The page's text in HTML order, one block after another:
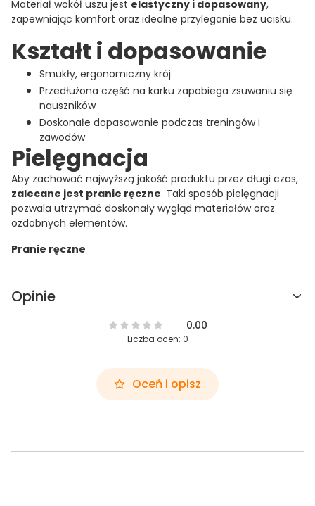
Materiał wokół uszu jest elastyczny i dopasowany,
zapewniając komfort oraz idealne przyleganie bez ucisku.
Kształt i dopasowanie
Smukły, ergonomiczny krój
Przedłużona część na karku zapobiega zsuwaniu się
nauszników
Doskonałe dopasowanie podczas treningów i
zawodów
Pielęgnacja
Aby zachować najwyższą jakość produktu przez długi czas,
zalecane jest pranie ręczne. Taki sposób pielęgnacji
pozwala utrzymać doskonały wygląd materiałów oraz
ozdobnych elementów.
Pranie ręczne
Opinie
0.00
Liczba ocen: 0
Oceń i opisz